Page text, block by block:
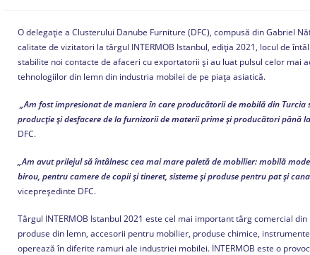
O delegație a Clusterului Danube Furniture (DFC), compusă din Gabriel
calitate de vizitatori la târgul INTERMOB Istanbul, ediția 2021, locul de
stabilite noi contacte de afaceri cu exportatorii și au luat pulsul celor
tehnologiilor din lemn din industria mobilei de pe piața asiatică.
„Am fost impresionat de maniera în care producătorii de mobilă din
producție și desfacere de la furnizorii de materii prime și producători până
DFC.
„Am avut prilejul să întâlnesc cea mai mare paletă de mobilier: mobilă
birou, pentru camere de copii și tineret, sisteme și produse pentru pat și
vicepreședinte DFC.
Târgul INTERMOB Istanbul 2021 este cel mai important târg comercial
produse din lemn, accesorii pentru mobilier, produse chimice,
operează în diferite ramuri ale industriei mobilei. İNTERMOB este o